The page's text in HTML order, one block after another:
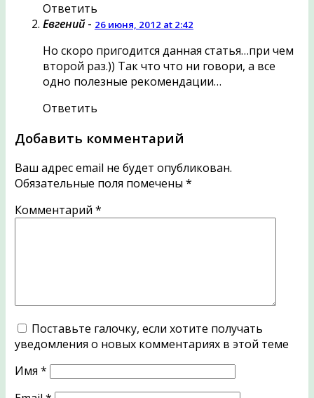
Ответить
Евгений - 26 июня, 2012 at 2:42
Но скоро пригодится данная статья…при чем
второй раз.)) Так что что ни говори, а все
одно полезные рекомендации…
Ответить
Добавить комментарий
Ваш адрес email не будет опубликован.
Обязательные поля помечены *
Комментарий *
Поставьте галочку, если хотите получать
уведомления о новых комментариях в этой теме
Имя *